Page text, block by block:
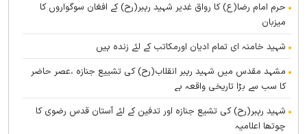
حرم امام رضا(ع) کا رواق غدیر شہید رہبر(رح) کے افغان سوگواروں کا
میزبان
شہید خامنہ ای تمام ادیان اورمکاتب کے لئے زندہ ہيں
مشہد مقدس میں شہید رہبر انقلاب(رح) کی تشییع جنازہ ،عصر حاضر
کا سب سے بڑا تاریخی واقعہ ہے
شہید رہبر(رح) کی تشیع جنازہ اور تدفین کے لئے آستان قدس رضوی کا
چوتھا اعلامیہ